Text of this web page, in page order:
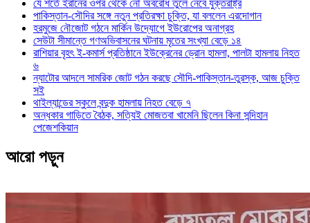
যে শর্তে ইরানের ওপর থেকে নৌ অবরোধ তুলে নেবে যুক্তরাষ্ট্র
পাকিস্তান-সৌদির সঙ্গে নতুন প্রতিরক্ষা চুক্তি, যা বললেন এরদোগান
হরমুজে নৌজোট গঠনে মার্কিন উদ্যোগে ইউরোপের অনাগ্রহ
সেউটা সীমান্তে গণঅভিবাসনের ঘটনায় মৃতের সংখ্যা বেড়ে ১৪
রাশিয়ার বৃহৎ ই-কমার্স প্রতিষ্ঠানে ইউক্রেনের ড্রোন হামলা, পালটা হামলায় নিহত
৬
ন্যাটোর আদলে সামরিক জোট গঠন করছে সৌদি-পাকিস্তান-তুরস্ক, আজ চুক্তি
সই
থাইল্যান্ডের স্কুলে বন্দুক হামলায় নিহত বেড়ে ৭
অন্ধকার গাড়িতে বৈঠক, সত্যিই মোজতবা খামেনি ছিলেন কিনা সন্দিহান
পেজেশকিয়ান
আরো পড়ুন